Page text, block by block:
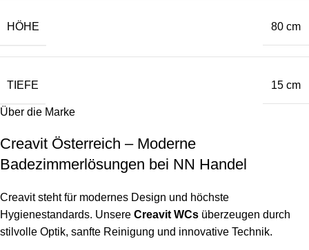
HÖHE 80 cm
TIEFE 15 cm
Über die Marke
Creavit Österreich – Moderne
Badezimmerlösungen bei NN Handel
Creavit steht für modernes Design und höchste
Hygienestandards. Unsere Creavit WCs überzeugen durch
stilvolle Optik, sanfte Reinigung und innovative Technik.